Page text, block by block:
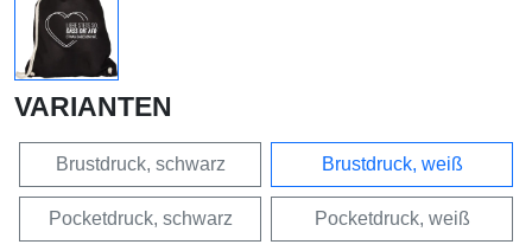
VARIANTEN
Brustdruck, schwarz Brustdruck, weiß
Pocketdruck, schwarz Pocketdruck, weiß